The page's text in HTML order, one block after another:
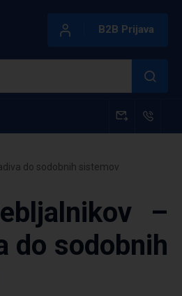
B2B Prijava
do sodobnih sistemov
–
do sodobnih